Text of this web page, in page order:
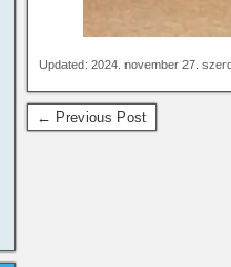
Updated: 2024. november 27.
← Previous Post